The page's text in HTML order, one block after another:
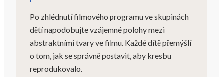
Po zhlédnutí filmového programu ve skupinách
dětí napodobujte vzájemné polohy mezi
abstraktními tvary ve filmu. Každé dítě přemýšlí
o tom, jak se správně postavit, aby kresbu
reprodukovalo.